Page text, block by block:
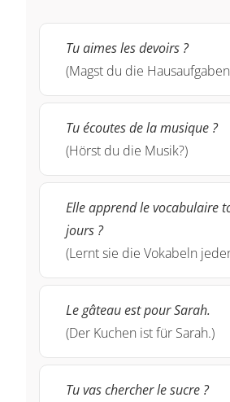
Tu aimes les devoirs ?
(Magst du die
Tu écoutes de la musique ?
(Hörst du die Musik?)
Elle apprend le vocabulaire
jours ?
(Lernt sie die Vokabeln
Le gâteau est pour Sarah.
(Der Kuchen ist für Sarah.)
Tu vas chercher le sucre ?